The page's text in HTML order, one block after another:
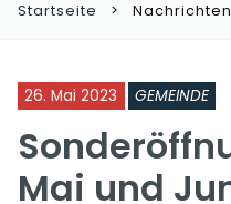
Startseite Nachrichten
26. Mai 2023 GEMEINDE
Mai und